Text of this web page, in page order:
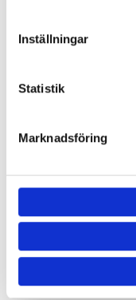
Inställningar
Statistik
Marknadsföring
1150-